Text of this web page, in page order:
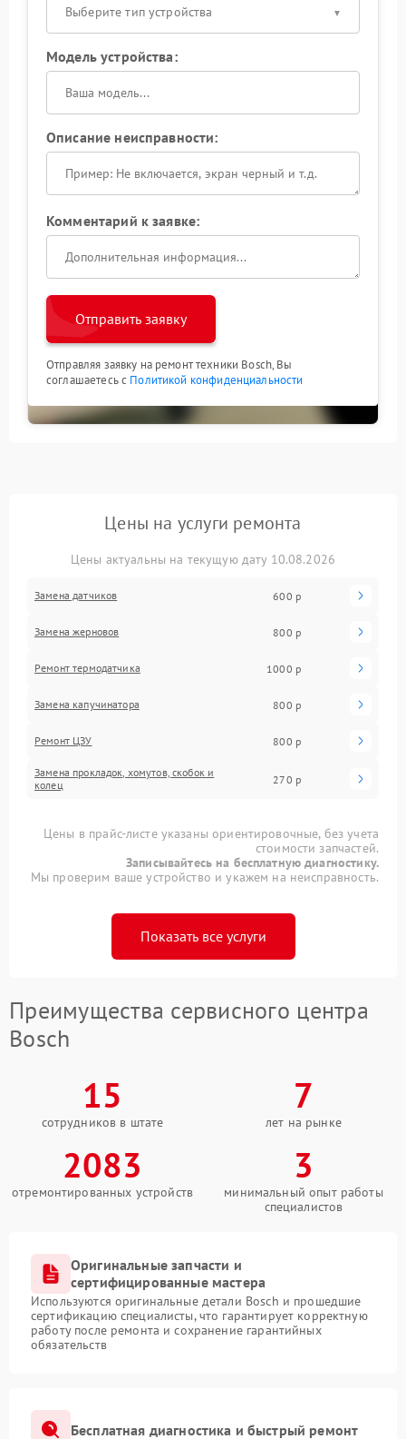
Выберите тип устройства
Модель устройства:
Описание неисправности:
Комментарий к заявке:
Отправить заявку
Отправляя заявку на ремонт техники Bosch, Вы
соглашаетесь с Политикой конфиденциальности
Цены на услуги ремонта
Цены актуальны на текущую дату 10.08.2026
Замена датчиков 600 р
Замена жерновов 800 р
Ремонт термодатчика 1000 р
Замена капучинатора 800 р
Ремонт ЦЗУ 800 р
Замена прокладок, хомутов, скобок и
колец
270 р
Цены в прайс-листе указаны ориентировочные, без учета
стоимости запчастей.
Записывайтесь на бесплатную диагностику.
Мы проверим ваше устройство и укажем на неисправность.
Показать все услуги
Преимущества сервисного центра
Bosch
15
сотрудников в штате
7
лет на рынке
2083
отремонтированных устройств
3
минимальный опыт работы
специалистов
Оригинальные запчасти и
сертифицированные мастера
Используются оригинальные детали Bosch и прошедшие
сертификацию специалисты, что гарантирует корректную
работу после ремонта и сохранение гарантийных
обязательств
Бесплатная диагностика и быстрый ремонт